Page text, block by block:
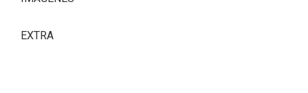
EXTRA